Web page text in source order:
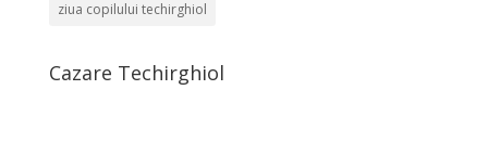
ziua copilului techirghiol
Cazare Techirghiol